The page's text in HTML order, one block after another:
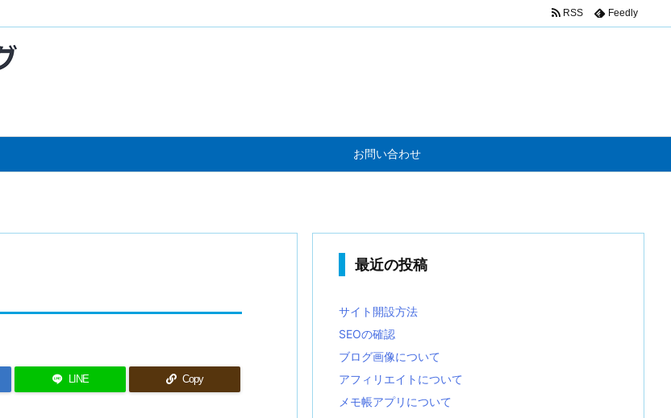
お問い合わせ
RSS Feedly
LINE Copy
最近の投稿
サイト開設方法
SEOの確認
ブログ画像について
アフィリエイトについて
メモ帳アプリについて